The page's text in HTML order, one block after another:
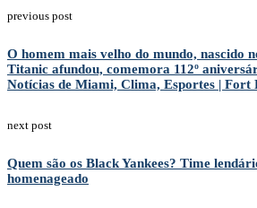
previous post
O homem mais velho do mundo, nascido
Titanic afundou, comemora 112º
Notícias de Miami, Clima, Esportes | Fort
next post
Quem são os Black Yankees? Time
homenageado